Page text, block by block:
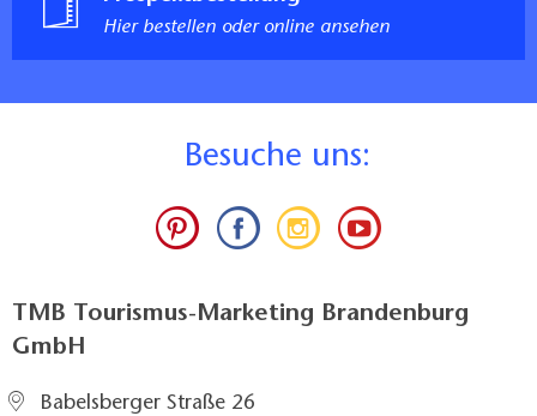
Hier bestellen oder online ansehen
Besuche uns:
TMB Tourismus-Marketing Brandenburg
GmbH
Babelsberger Straße 26